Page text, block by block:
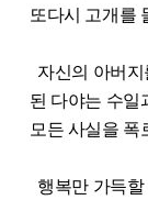
또다시 고개를
자신의 아버
된 다야는 수일
모든 사실을 폭
행복만 가득